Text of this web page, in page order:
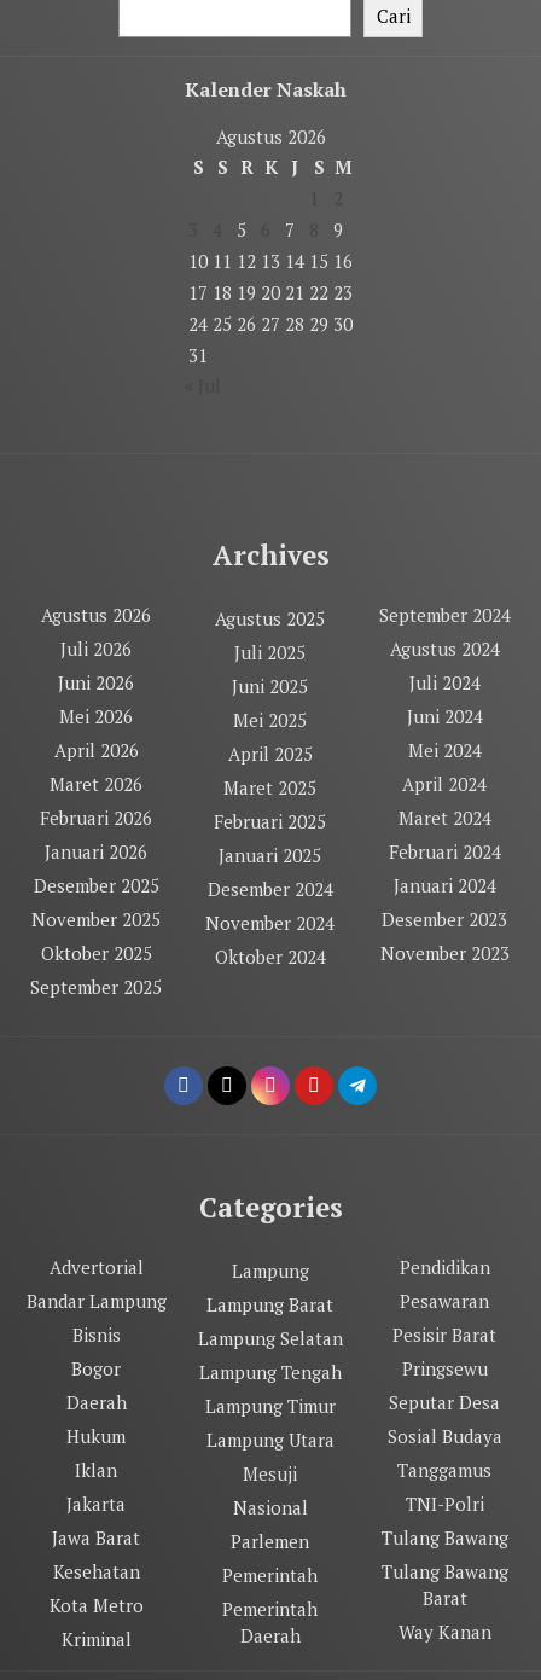
Cari
Kalender Naskah
Agustus 2026
S
S R K J S M
5 7
9
10 11 12 13 14 15 16
17 18 19 20 21 22 23
24 25 26 27 28 29 30
31
Archives
Agustus 2026
Juli 2026
Juni 2026
Mei 2026
April 2026
Maret 2026
Februari 2026
Januari 2026
Desember 2025
November 2025
Oktober 2025
September 2025
Agustus 2025
Juli 2025
Juni 2025
Mei 2025
April 2025
Maret 2025
Februari 2025
Januari 2025
Desember 2024
November 2024
Oktober 2024
September 2024
Agustus 2024
Juli 2024
Juni 2024
Mei 2024
April 2024
Maret 2024
Februari 2024
Januari 2024
Desember 2023
November 2023
Categories
Advertorial
Bandar Lampung
Bisnis
Bogor
Daerah
Hukum
Iklan
Jakarta
Jawa Barat
Kesehatan
Kota Metro
Kriminal
Lampung
Lampung Barat
Lampung Selatan
Lampung Tengah
Lampung Timur
Lampung Utara
Mesuji
Nasional
Parlemen
Pemerintah
Pemerintah
Daerah
Pendidikan
Pesawaran
Pesisir Barat
Pringsewu
Seputar Desa
Sosial Budaya
Tanggamus
TNI-Polri
Tulang Bawang
Tulang Bawang
Barat
Way Kanan